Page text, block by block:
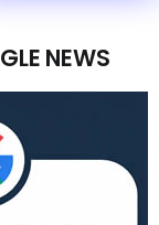
NEWS